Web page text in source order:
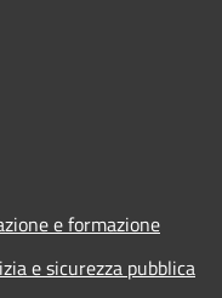
e formazione
e sicurezza pubblica